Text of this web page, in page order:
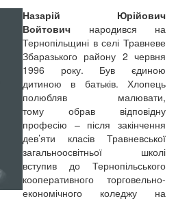
Назарій Юрійович
Войтович народився на
Тернопільщині в селі Травневе
Збаразького району 2 червня
1996 року. Був єдиною
дитиною в батьків. Хлопець
полюбляв малювати,
тому обрав відповідну
професію – після закінчення
дев’яти класів Травневської
загальноосвітньої школі
вступив до Тернопільського
кооперативного торговельно-
економічного коледжу на